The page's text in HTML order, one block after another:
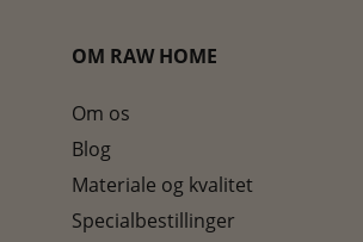
OM RAW HOME
Om os
Blog
Materiale og kvalitet
Specialbestillinger